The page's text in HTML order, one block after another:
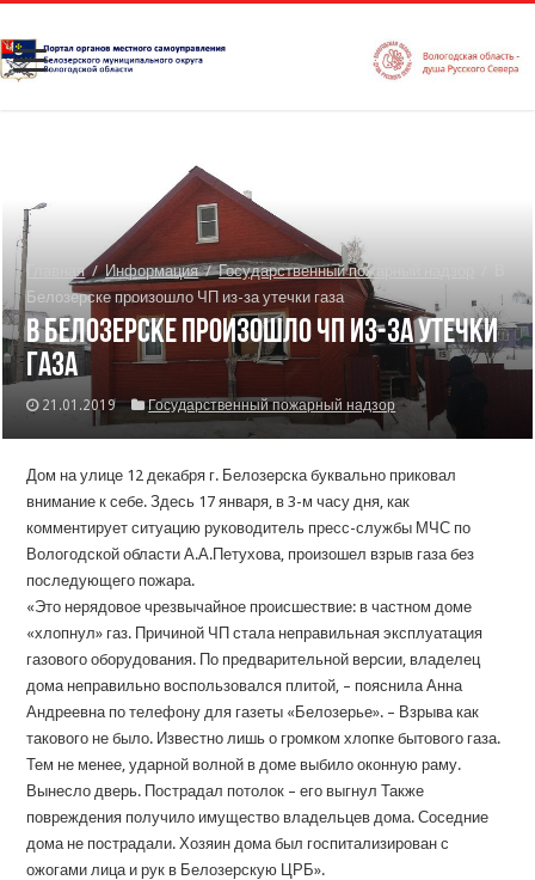
Главная / Информация / Государственный пожарный надзор
Белозерске произошло ЧП из-за утечки газа
В Белозерске произошло ЧП из-за утечки
газа
21.01.2019 Государственный пожарный надзор
Дом на улице 12 декабря г. Белозерска буквально приковал
внимание к себе. Здесь 17 января, в 3-м часу дня, как
комментирует ситуацию руководитель пресс-службы МЧС по
Вологодской области А.А.Петухова, произошел взрыв газа без
последующего пожара.
«Это нерядовое чрезвычайное происшествие: в частном доме
«хлопнул» газ. Причиной ЧП стала неправильная эксплуатация
газового оборудования. По предварительной версии, владелец
дома неправильно воспользовался плитой, – пояснила Анна
Андреевна по телефону для газеты «Белозерье». – Взрыва как
такового не было. Известно лишь о громком хлопке бытового газа.
Тем не менее, ударной волной в доме выбило оконную раму.
Вынесло дверь. Пострадал потолок – его выгнул Также
повреждения получило имущество владельцев дома. Соседние
дома не пострадали. Хозяин дома был госпитализирован с
ожогами лица и рук в Белозерскую ЦРБ».